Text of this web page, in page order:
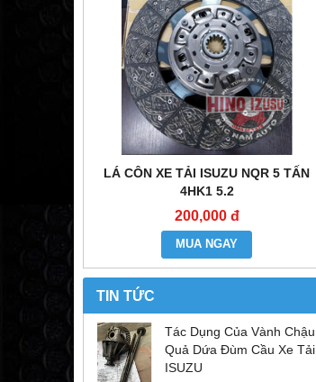
LÁ CÔN XE TẢI ISUZU NQR 5 TẤN
4HK1 5.2
200,000 đ
MUA NGAY
TIN TỨC
Tác Dụng Của Vành Chậu
Quả Dứa Đùm Cầu Xe Tải
ISUZU